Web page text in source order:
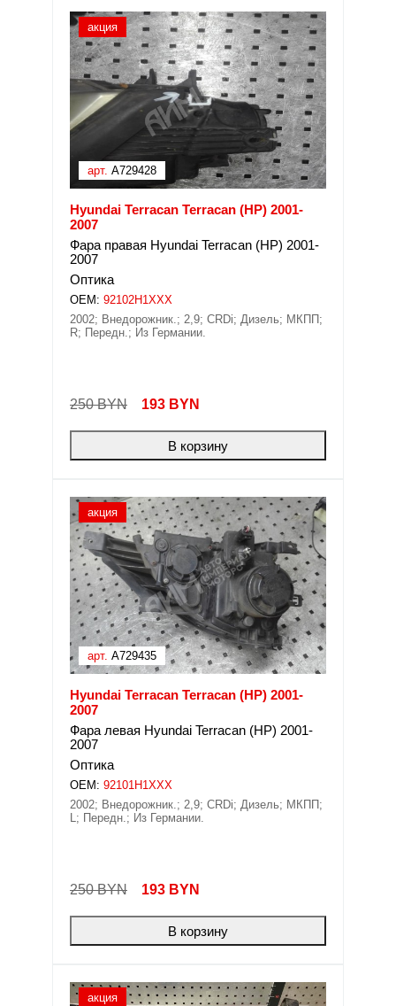
акция
арт. A729428
Hyundai Terracan Terracan (HP) 2001-
2007
Фара правая Hyundai Terracan (HP) 2001-
2007
Оптика
OEM: 92102H1XXX
2002; Внедорожник.; 2,9; CRDi; Дизель; МКПП;
R; Передн.; Из Германии.
250 BYN 193 BYN
В корзину
акция
арт. A729435
Hyundai Terracan Terracan (HP) 2001-
2007
Фара левая Hyundai Terracan (HP) 2001-
2007
Оптика
OEM: 92101H1XXX
2002; Внедорожник.; 2,9; CRDi; Дизель; МКПП;
L; Передн.; Из Германии.
250 BYN 193 BYN
В корзину
акция